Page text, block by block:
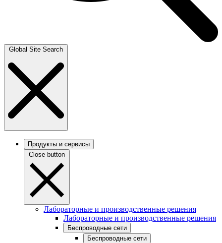
Global Site Search
Продукты и сервисы
Close button
Лабораторные и производственные решения
Лабораторные и производственные решения
Беспроводные сети
Беспроводные сети